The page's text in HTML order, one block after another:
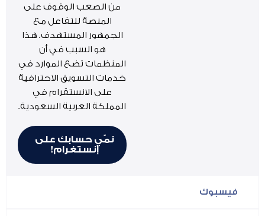
فيسبوك
من الصعب الوقوف على
المنصة للتفاعل مع
الجمهور المستهدف. هذا
هو السبب في أن
المنظمات تضع الموارد في
خدمات التسويق الاحترافية
على الانستقرام في
المملكة العربية السعودية.
نمّي حسابك على
إنستغرام!